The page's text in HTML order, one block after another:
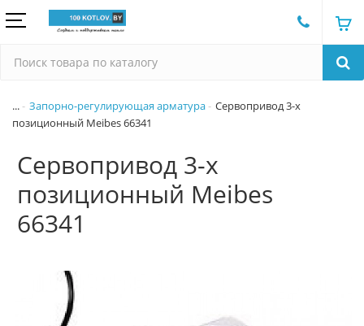
... Запорно-регулирующая арматура
Сервопривод 3-х
позиционный Meibes 66341
Сервопривод 3-х
позиционный Meibes
66341